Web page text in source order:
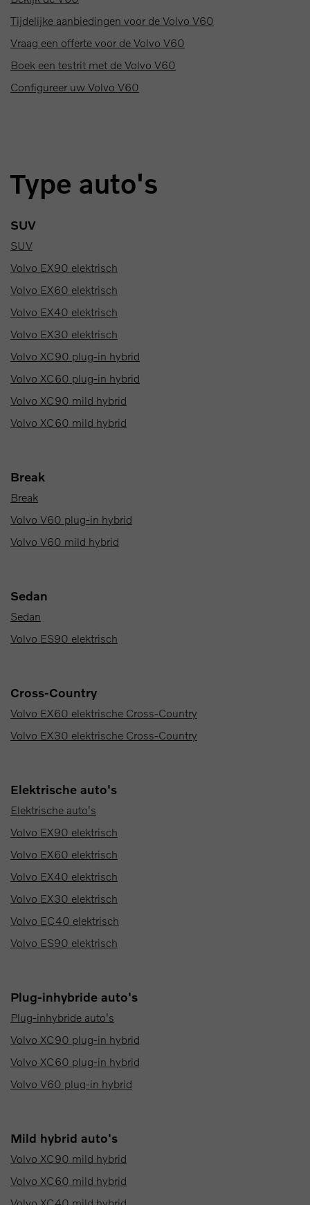
Tijdelijke aanbiedingen voor de Volvo V60
Vraag een offerte voor de Volvo V60
Boek een testrit met de Volvo V60
Configureer uw Volvo V60
Type auto's
SUV
SUV
Volvo EX90 elektrisch
Volvo EX60 elektrisch
Volvo EX40 elektrisch
Volvo EX30 elektrisch
Volvo XC90 plug-in hybrid
Volvo XC60 plug-in hybrid
Volvo XC90 mild hybrid
Volvo XC60 mild hybrid
Break
Break
Volvo V60 plug-in hybrid
Volvo V60 mild hybrid
Sedan
Sedan
Volvo ES90 elektrisch
Cross-Country
Volvo EX60 elektrische Cross-Country
Volvo EX30 elektrische Cross-Country
Elektrische auto's
Elektrische auto's
Volvo EX90 elektrisch
Volvo EX60 elektrisch
Volvo EX40 elektrisch
Volvo EX30 elektrisch
Volvo EC40 elektrisch
Volvo ES90 elektrisch
Plug-inhybride auto's
Plug-inhybride auto's
Volvo XC90 plug-in hybrid
Volvo XC60 plug-in hybrid
Volvo V60 plug-in hybrid
Mild hybrid auto's
Volvo XC90 mild hybrid
Volvo XC60 mild hybrid